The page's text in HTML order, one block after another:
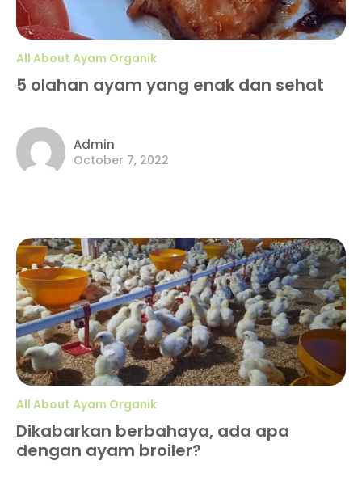
All About Ayam Organik
5 olahan ayam yang enak dan sehat
Admin
October 7, 2022
All About Ayam Organik
Dikabarkan berbahaya, ada apa
dengan ayam broiler?